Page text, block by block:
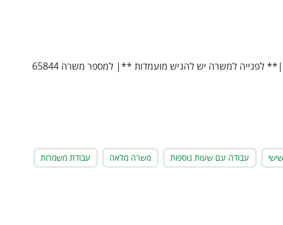
עבודה עם שעות נוספות משרה מלאה עבודת משמרות